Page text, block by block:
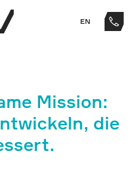
EN
Mission:
die